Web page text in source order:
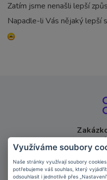
Zatím jsme nenašli lepší
Napadle-li Vás nějaký lepší
Využíváme soubory
Naše stránky využívají soubory
potřebujeme váš souhlas, který
odsouhlasit i jednotlivě přes